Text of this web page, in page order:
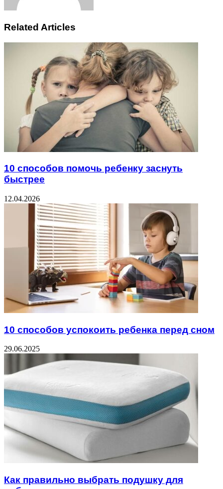
Related Articles
10 способов помочь ребенку заснуть
быстрее
12.04.2026
10 способов успокоить ребенка перед сном
29.06.2025
Как правильно выбрать подушку для